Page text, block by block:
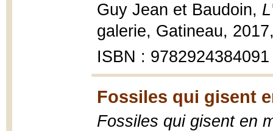
Guy Jean et Baudoin,
galerie, Gatineau,
ISBN : 9782924384091
Fossiles qui gisent
Fossiles qui gisent en